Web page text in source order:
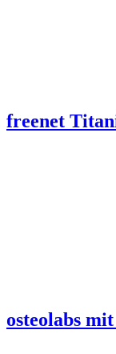
freenet
osteolabs